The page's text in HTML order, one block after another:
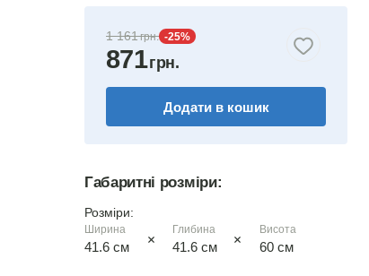
1 161 -25%
871
Додати в кошик
Габаритні розміри:
Розміри:
Ширина
41.6 см
Глибина
41.6 см
Висота
60 см